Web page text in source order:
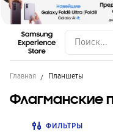
Главная Планшеты
Флагманские
ФИЛЬТРЫ